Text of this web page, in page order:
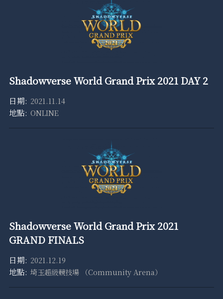
Shadowverse World Grand Prix 2021 DAY 2
2021.11.14
ONLINE
Shadowverse World Grand Prix 2021
GRAND FINALS
2021.12.19
埼玉超級競技場 （Community Arena）